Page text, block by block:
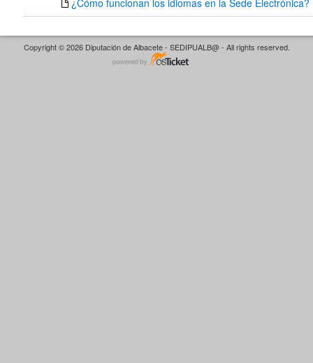
¿Cómo funcionan los idiomas en la Sede Electrónica?
Copyright © 2026 Diputación de Albacete - SEDIPUALB@ - All rights reserved.